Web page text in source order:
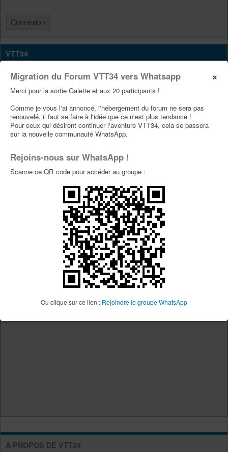
×
Migration du Forum VTT34 vers Whatsapp
Merci pour la sortie Galette et aux 20 participants !
Comme je vous l'ai annoncé, l'hébergement du forum ne sera pas
renouvelé, il faut se faire à l'idée que ce n'est plus tendance !
Pour ceux qui désirent continuer l'aventure VTT34, cela se passera
sur la nouvelle communauté WhatsApp.
Rejoins-nous sur WhatsApp !
Scanne ce QR code pour accéder au groupe :
Ou clique sur ce lien : Rejoindre le groupe WhatsApp
VTT34
Site Vtt34
Page Facebook Vtt34
PUBLICITÉS
A PROPOS DE VTT34